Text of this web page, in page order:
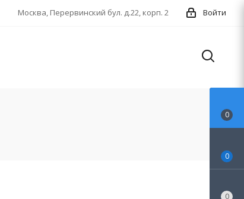
Войти
Москва, Перервинский бул. д.22, корп. 2
0
0
0